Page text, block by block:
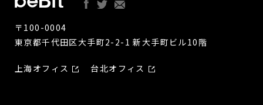
〒100-0004
東京都千代田区大手町2-2-1 新大手町ビル10階
上海オフィス 台北オフィス